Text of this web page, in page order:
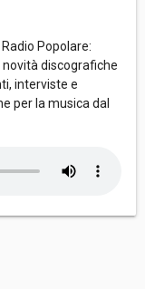
Popolare:
discografiche
interviste e
per la musica dal